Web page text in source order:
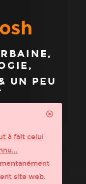
UN PEU
à fait celui
site web.